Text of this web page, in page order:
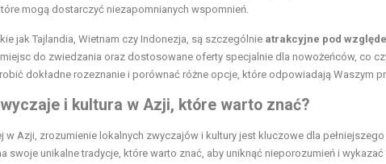
mogą dostarczyć niezapomnianych wspomnień.
jak Tajlandia, Wietnam czy Indonezja, są szczególnie atrakcyjne pod
do zwiedzania oraz dostosowane oferty specjalnie dla nowożeńców, co
dokładne rozeznanie i porównać różne opcje, które odpowiadają Waszym
i kultura w Azji, które warto znać?
w Azji, zrozumienie lokalnych zwyczajów i kultury jest kluczowe dla
swoje unikalne tradycje, które warto znać, aby uniknąć nieporozumień i